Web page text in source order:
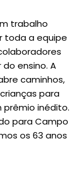
trabalho
toda a equipe
ensino. A
caminhos,
para
prêmio inédito.
para Campo
os 63 anos